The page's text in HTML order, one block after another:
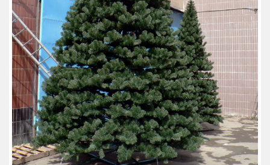
РЕКВИЗИТЫ
О КОМПАНИИ
ПАРТНЕРАМ
КОНТАКТЫ
СЕРТИФИКАТЫ